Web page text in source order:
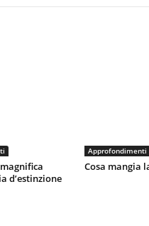
d’estinzione
Approfondimenti
Cosa mangia